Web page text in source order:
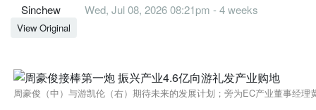
Sinchew Wed, Jul 08, 2026 08:21pm - 4 weeks
View Original
周豪俊（中）与游凯伦（右）期待未来的发展计划；旁为EC产业董事经理